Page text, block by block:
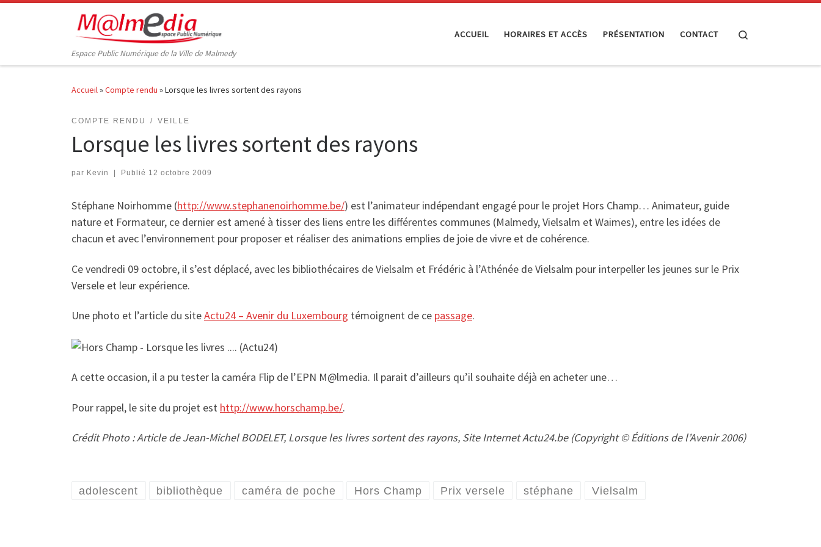
Passer au contenu
Espace Public Numérique de la Ville de Malmedy
ACCUEIL HORAIRES ET ACCÈS PRÉSENTATION CONTACT
Accueil»Compte rendu »Lorsque les livres sortent des rayons
COMPTE RENDU VEILLE
Lorsque les livres sortent des rayons
par Kevin Publié 12 octobre 2009
Stéphane Noirhomme (http://www.stephanenoirhomme.be/) est l’animateur indépendant engagé pour le projet Hors Champ… Animateur, guide
nature et Formateur, ce dernier est amené à tisser des liens entre les différentes communes (Malmedy, Vielsalm et Waimes), entre les idées de
chacun et avec l’environnement pour proposer et réaliser des animations emplies de joie de vivre et de cohérence.
Ce vendredi 09 octobre, il s’est déplacé, avec les bibliothécaires de Vielsalm et Frédéric à l’Athénée de Vielsalm pour interpeller les jeunes sur le Prix
Versele et leur expérience.
Une photo et l’article du siteActu24 – Avenir du Luxembourg témoignent de ce passage.
A cette occasion, il a pu tester la caméra Flip de l’EPN M@lmedia. Il parait d’ailleurs qu’il souhaite déjà en acheter une…
Pour rappel, le site du projet est http://www.horschamp.be/.
Crédit Photo : Article de Jean-Michel BODELET, Lorsque les livres sortent des rayons, Site Internet Actu24.be (Copyright © Éditions de l’Avenir 2006)
adolescent bibliothèque caméra de poche Hors Champ Prix versele stéphane Vielsalm